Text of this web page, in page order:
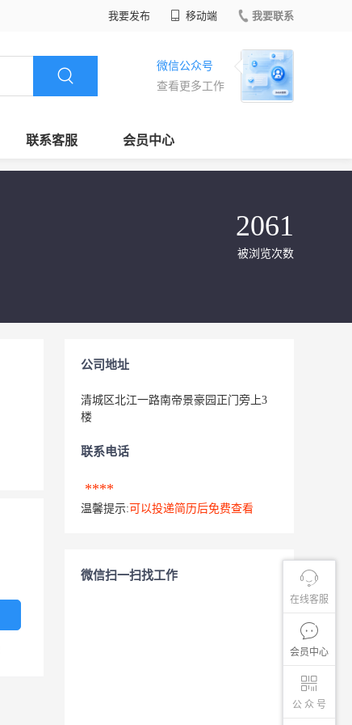
我要发布 移动端 我要联系
微信公众号
查看更多工作
联系客服 会员中心
在线客服
会员中心
公 众 号
2061
被浏览次数
公司地址
清城区北江一路南帝景豪园正门旁上3
楼
联系电话
****
温馨提示: 可以投递简历后免费查看
微信扫一扫找工作